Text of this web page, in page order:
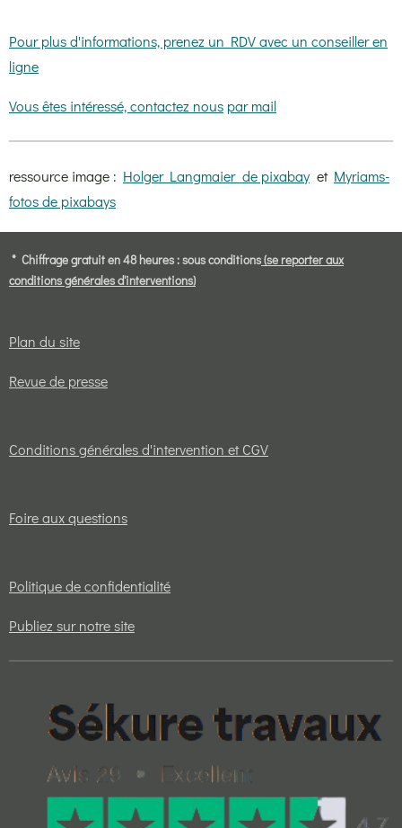
Pour plus d'informations, prenez un RDV avec un conseiller en
ligne
Vous êtes intéressé, contactez nous par mail
ressource image : Holger Langmaier de pixabay et Myriams-
fotos de pixabays
* Chiffrage gratuit en 48 heures : sous conditions(se reporter aux
conditions générales d'interventions)
Plan du site
Revue de presse
Conditions générales d'intervention et CGV
Foire aux questions
Politique de confidentialité
Publiez sur notre site